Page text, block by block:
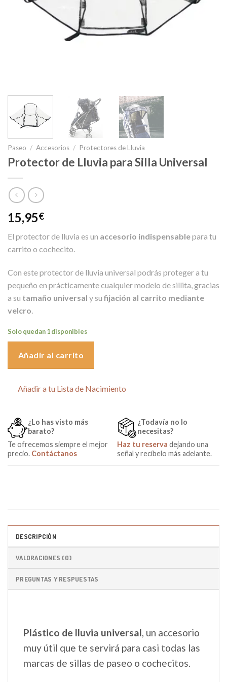
Paseo / Accesorios / Protectores de Lluvia
Protector de Lluvia para Silla Universal
15,95€
El protector de lluvia es un accesorio indispensablepara tu
carrito o cochecito.
Con este protector de lluvia universal podrás proteger a tu
pequeño en prácticamente cualquier modelo de sillita, gracias
a su tamaño universal y su fijación al carrito mediante
velcro.
Solo quedan 1 disponibles
Añadir al carrito
Añadir a tu Lista de Nacimiento
¿Lo has visto más
barato?
Te ofrecemos siempre el mejor
precio. Contáctanos
¿Todavía no lo
necesitas?
Haz tu reserva dejando una
señal y recíbelo más adelante.
DESCRIPCIÓN
VALORACIONES (0)
PREGUNTAS Y RESPUESTAS
Plástico de lluvia universal, un accesorio
muy útil que te servirá para casi todas las
marcas de sillas de paseo o cochecitos.